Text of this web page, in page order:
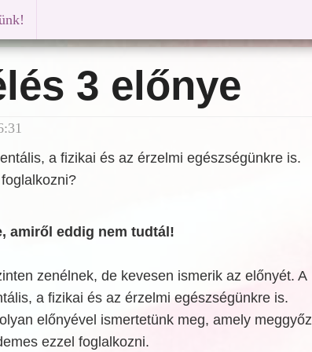
3 előnye
a fizikai és az érzelmi egészségünkre is.
amiről eddig nem tudtál!
zenélnek, de kevesen ismerik az előnyét. A
a fizikai és az érzelmi egészségünkre is.
előnyével ismertetünk meg, amely meggyőz
ezzel foglalkozni.